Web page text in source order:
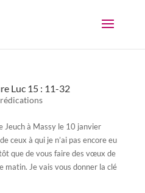
Luc 15 : 11-32
Jeuch à Massy le 10 janvier
ceux à qui je n’ai pas encore eu
que de vous faire des vœux de
matin. Je vais vous donner la clé